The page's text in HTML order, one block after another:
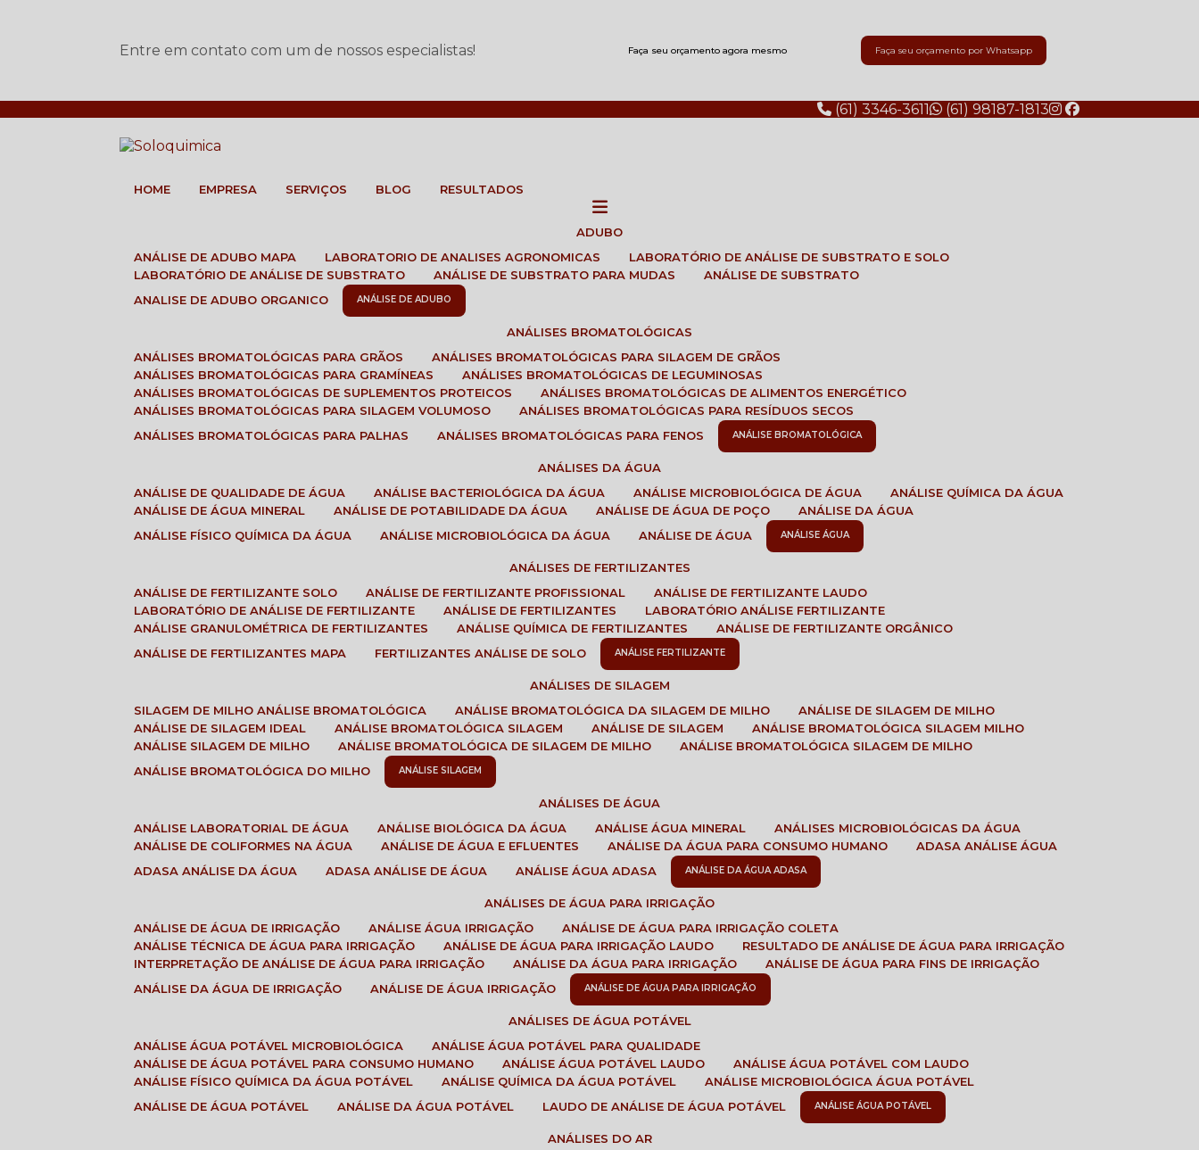
Entre em contato com um de nossos especialistas! Faça seu orçamento agora mesmo Faça seu orçamento por Whatsapp
(61) 3346-3611 (61) 98187-1813
HOME EMPRESA SERVIÇOS BLOG RESULTADOS
ADUBO
ANÁLISE DE ADUBO MAPA
LABORATORIO DE ANALISES AGRONOMICAS
LABORATÓRIO DE ANÁLISE DE SUBSTRATO E SOLO
LABORATÓRIO DE ANÁLISE DE SUBSTRATO
ANÁLISE DE SUBSTRATO PARA MUDAS
ANÁLISE DE SUBSTRATO
ANALISE DE ADUBO ORGANICO
ANÁLISE DE ADUBO
ANÁLISES BROMATOLÓGICAS
ANÁLISES BROMATOLÓGICAS PARA GRÃOS
ANÁLISES BROMATOLÓGICAS PARA SILAGEM DE GRÃOS
ANÁLISES BROMATOLÓGICAS PARA GRAMÍNEAS
ANÁLISES BROMATOLÓGICAS DE LEGUMINOSAS
ANÁLISES BROMATOLÓGICAS DE SUPLEMENTOS PROTEICOS
ANÁLISES BROMATOLÓGICAS DE ALIMENTOS ENERGÉTICO
ANÁLISES BROMATOLÓGICAS PARA SILAGEM VOLUMOSO
ANÁLISES BROMATOLÓGICAS PARA RESÍDUOS SECOS
ANÁLISES BROMATOLÓGICAS PARA PALHAS
ANÁLISES BROMATOLÓGICAS PARA FENOS ANÁLISE BROMATOLÓGICA
ANÁLISES DA ÁGUA
ANÁLISE DE QUALIDADE DE ÁGUA
ANÁLISE BACTERIOLÓGICA DA ÁGUA ANÁLISE MICROBIOLÓGICA DE ÁGUA
ANÁLISE QUÍMICA DA ÁGUA
ANÁLISE DE ÁGUA MINERAL
ANÁLISE DE POTABILIDADE DA ÁGUA ANÁLISE DE ÁGUA DE POÇO
ANÁLISE DA ÁGUA
ANÁLISE FÍSICO QUÍMICA DA ÁGUA
ANÁLISE MICROBIOLÓGICA DA ÁGUA ANÁLISE DE ÁGUA ANÁLISE ÁGUA
ANÁLISES DE FERTILIZANTES
ANÁLISE DE FERTILIZANTE SOLO
ANÁLISE DE FERTILIZANTE PROFISSIONAL
ANÁLISE DE FERTILIZANTE LAUDO
LABORATÓRIO DE ANÁLISE DE FERTILIZANTE
ANÁLISE DE FERTILIZANTES
LABORATÓRIO ANÁLISE FERTILIZANTE
ANÁLISE GRANULOMÉTRICA DE FERTILIZANTES
ANÁLISE QUÍMICA DE FERTILIZANTES
ANÁLISE DE FERTILIZANTE ORGÂNICO
ANÁLISE DE FERTILIZANTES MAPA
FERTILIZANTES ANÁLISE DE SOLO ANÁLISE FERTILIZANTE
ANÁLISES DE SILAGEM
SILAGEM DE MILHO ANÁLISE BROMATOLÓGICA
ANÁLISE BROMATOLÓGICA DA SILAGEM DE MILHO
ANÁLISE DE SILAGEM DE MILHO
ANÁLISE DE SILAGEM IDEAL
ANÁLISE BROMATOLÓGICA SILAGEM ANÁLISE DE SILAGEM
ANÁLISE BROMATOLÓGICA SILAGEM MILHO
ANÁLISE SILAGEM DE MILHO
ANÁLISE BROMATOLÓGICA DE SILAGEM DE MILHO
ANÁLISE BROMATOLÓGICA SILAGEM DE MILHO
ANÁLISE BROMATOLÓGICA DO MILHO
ANÁLISE SILAGEM
ANÁLISES DE ÁGUA
ANÁLISE LABORATORIAL DE ÁGUA
ANÁLISE BIOLÓGICA DA ÁGUA ANÁLISE ÁGUA MINERAL
ANÁLISES MICROBIOLÓGICAS DA ÁGUA
ANÁLISE DE COLIFORMES NA ÁGUA
ANÁLISE DE ÁGUA E EFLUENTES ANÁLISE DA ÁGUA PARA CONSUMO HUMANO
ADASA ANÁLISE ÁGUA
ADASA ANÁLISE DA ÁGUA
ADASA ANÁLISE DE ÁGUA ANÁLISE ÁGUA ADASA ANÁLISE DA ÁGUA ADASA
ANÁLISES DE ÁGUA PARA IRRIGAÇÃO
ANÁLISE DE ÁGUA DE IRRIGAÇÃO
ANÁLISE ÁGUA IRRIGAÇÃO
ANÁLISE DE ÁGUA PARA IRRIGAÇÃO COLETA
ANÁLISE TÉCNICA DE ÁGUA PARA IRRIGAÇÃO
ANÁLISE DE ÁGUA PARA IRRIGAÇÃO LAUDO
RESULTADO DE ANÁLISE DE ÁGUA PARA IRRIGAÇÃO
INTERPRETAÇÃO DE ANÁLISE DE ÁGUA PARA IRRIGAÇÃO
ANÁLISE DA ÁGUA PARA IRRIGAÇÃO
ANÁLISE DE ÁGUA PARA FINS DE IRRIGAÇÃO
ANÁLISE DA ÁGUA DE IRRIGAÇÃO
ANÁLISE DE ÁGUA IRRIGAÇÃO ANÁLISE DE ÁGUA PARA IRRIGAÇÃO
ANÁLISES DE ÁGUA POTÁVEL
ANÁLISE ÁGUA POTÁVEL MICROBIOLÓGICA
ANÁLISE ÁGUA POTÁVEL PARA QUALIDADE
ANÁLISE DE ÁGUA POTÁVEL PARA CONSUMO HUMANO
ANÁLISE ÁGUA POTÁVEL LAUDO
ANÁLISE ÁGUA POTÁVEL COM LAUDO
ANÁLISE FÍSICO QUÍMICA DA ÁGUA POTÁVEL
ANÁLISE QUÍMICA DA ÁGUA POTÁVEL
ANÁLISE MICROBIOLÓGICA ÁGUA POTÁVEL
ANÁLISE DE ÁGUA POTÁVEL
ANÁLISE DA ÁGUA POTÁVEL LAUDO DE ANÁLISE DE ÁGUA POTÁVEL ANÁLISE ÁGUA POTÁVEL
ANÁLISES DO AR